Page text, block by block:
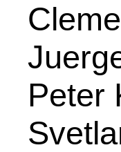
Peter